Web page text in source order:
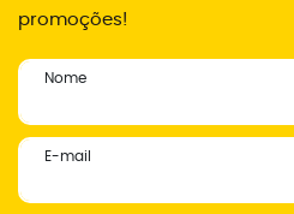
promoções!
Nome
E-mail